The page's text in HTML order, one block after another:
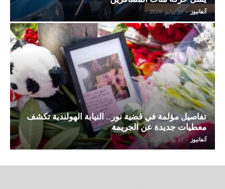
آنفانيوز - 31 يوليو، 2026
تفاصيل مؤلمة في قضية نور.. النيابة الهولندية تكشف
معطيات جديدة عن الجريمة
آنفانيوز - 31 يوليو، 2026